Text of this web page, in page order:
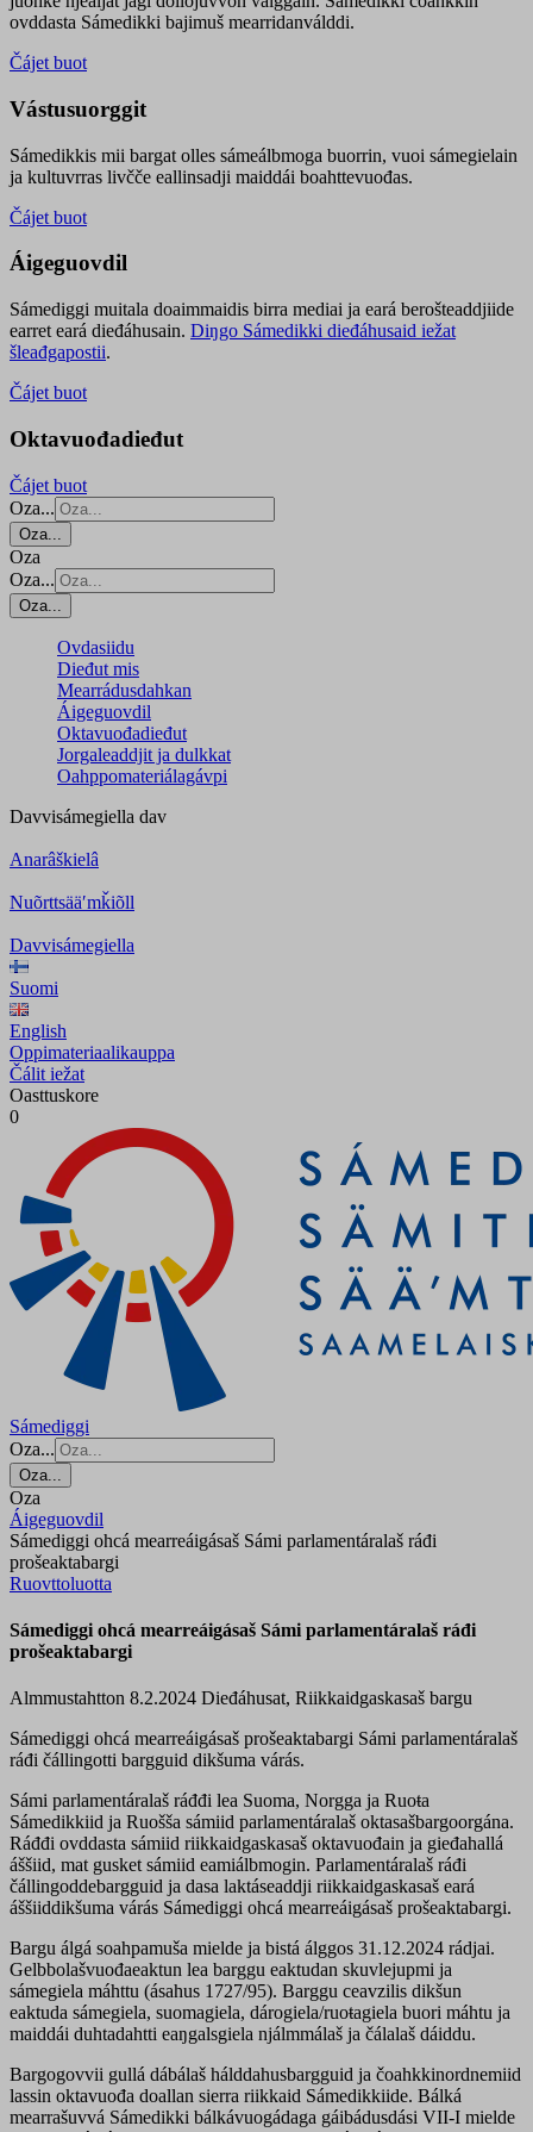
ovddasta Sámedikki bajimuš mearridanválddi.
Čájet buot
Vástusuorggit
Sámedikkis mii bargat olles sámeálbmoga buorrin, vuoi sámegielain
ja kultuvrras livčče eallinsadji maiddái boahttevuođas.
Čájet buot
Áigeguovdil
Sámediggi muitala doaimmaidis birra mediai ja eará berošteaddjiide
earret eará dieđáhusain. Diŋgo Sámedikki dieđáhusaid iežat
šleađgapostii.
Čájet buot
Oktavuođadieđut
Čájet buot
Oza...
Oza...
Oza
Oza...
Oza...
Ovdasiidu
Dieđut mis
Mearrádusdahkan
Áigeguovdil
Oktavuođadieđut
Jorgaleaddjit ja dulkkat
Oahppomateriálagávpi
Davvisámegiella dav
Anarâškielâ
Nuõrttsääʹmǩiõll
Davvisámegiella
Suomi
English
Oppimateriaalikauppa
Čálit iežat
Oasttuskore
0
Sámediggi
Oza...
Oza...
Oza
Áigeguovdil
Sámediggi ohcá mearreáigásaš Sámi parlamentáralaš ráđi
prošeaktabargi
Ruovttoluotta
Sámediggi ohcá mearreáigásaš Sámi parlamentáralaš ráđi
prošeaktabargi
Almmustahtton 8.2.2024 Dieđáhusat, Riikkaidgaskasaš bargu
Sámediggi ohcá mearreáigásaš prošeaktabargi Sámi parlamentáralaš
ráđi čállingotti bargguid dikšuma várás.
Sámi parlamentáralaš ráđđi lea Suoma, Norgga ja Ruoŧa
Sámedikkiid ja Ruošša sámiid parlamentáralaš oktasašbargoorgána.
Ráđđi ovddasta sámiid riikkaidgaskasaš oktavuođain ja gieđahallá
áššiid, mat gusket sámiid eamiálbmogin. Parlamentáralaš ráđi
čállingoddebargguid ja dasa laktáseaddji riikkaidgaskasaš eará
áššiiddikšuma várás Sámediggi ohcá mearreáigásaš prošeaktabargi.
Bargu álgá soahpamuša mielde ja bistá álggos 31.12.2024 rádjai.
Gelbbolašvuođaeaktun lea barggu eaktudan skuvlejupmi ja
sámegiela máhttu (ásahus 1727/95). Barggu ceavzilis dikšun
eaktuda sámegiela, suomagiela, dárogiela/ruoŧagiela buori máhtu ja
maiddái duhtadahtti eaŋgalsgiela njálmmálaš ja čálalaš dáiddu.
Bargogovvii gullá dábálaš hálddahusbargguid ja čoahkkinordnemiid
lassin oktavuođa doallan sierra riikkaid Sámedikkiide. Bálká
mearrašuvvá Sámedikki bálkávuogádaga gáibádusdási VII-I mielde